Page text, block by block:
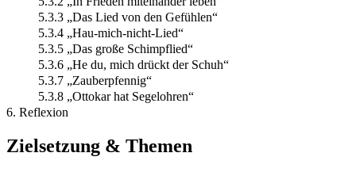
5.3.3 „Das Lied von den Gefühlen“
5.3.4 „Hau-mich-nicht-Lied“
5.3.5 „Das große Schimpflied“
5.3.6 „He du, mich drückt der Schuh“
5.3.7 „Zauberpfennig“
5.3.8 „Ottokar hat Segelohren“
6. Reflexion
Zielsetzung & Themen